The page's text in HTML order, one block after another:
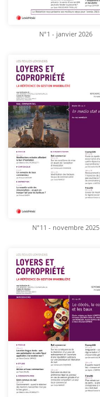
N°1 - janvier 2026
N°11 - novembre 2025